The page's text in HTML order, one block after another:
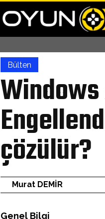
Bülten
Windows
çözülür?
Murat DEMİR
Genel Bilgi